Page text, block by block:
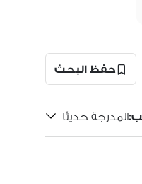
حفظ البحث
:المدرجة حديثًا